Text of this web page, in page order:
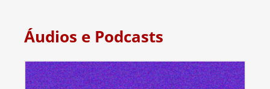
Áudios e Podcasts